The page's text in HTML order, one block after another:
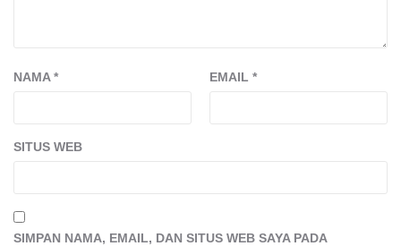
NAMA* EMAIL *
SITUS WEB
SIMPAN NAMA, EMAIL, DAN SITUS WEB SAYA PADA